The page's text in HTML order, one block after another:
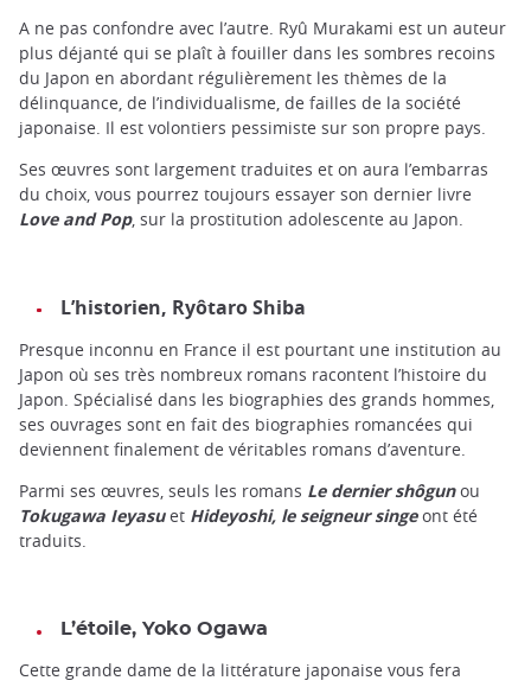
A ne pas confondre avec l’autre. Ryû Murakami est un auteur
plus déjanté qui se plaît à fouiller dans les sombres recoins
du Japon en abordant régulièrement les thèmes de la
délinquance, de l’individualisme, de failles de la société
japonaise. Il est volontiers pessimiste sur son propre pays.
Ses œuvres sont largement traduites et on aura l’embarras
du choix, vous pourrez toujours essayer son dernier livre
Love and Pop, sur la prostitution adolescente au Japon.
L’historien, Ryôtaro Shiba
Presque inconnu en France il est pourtant une institution au
Japon où ses très nombreux romans racontent l’histoire du
Japon. Spécialisé dans les biographies des grands hommes,
ses ouvrages sont en fait des biographies romancées qui
deviennent finalement de véritables romans d’aventure.
Parmi ses œuvres, seuls les romans Le dernier shôgun ou
Tokugawa Ieyasuet Hideyoshi, le seigneur singe ont été
traduits.
L’étoile, Yoko Ogawa
Cette grande dame de la littérature japonaise vous fera